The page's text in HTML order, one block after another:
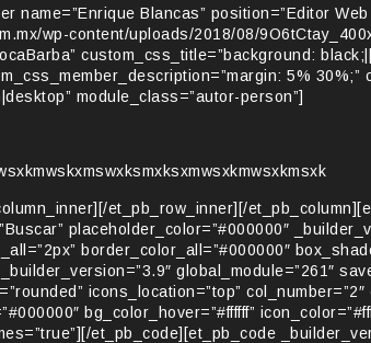
name=”Enrique Blancas” position=”Editor Web
wp-content/uploads/2018/08/
custom_css_title=”background:
5% 30%;”
module_class=”autor-person”]
et_pb_row_inner][/
placeholder_color=”#000000″
border_color_all=”#000000″
global_module=”261″
icons_location=”top”
bg_color_hover=”#ffffff”
et_pb_code][et_pb_code